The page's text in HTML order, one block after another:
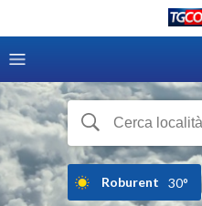
Roburent 30°